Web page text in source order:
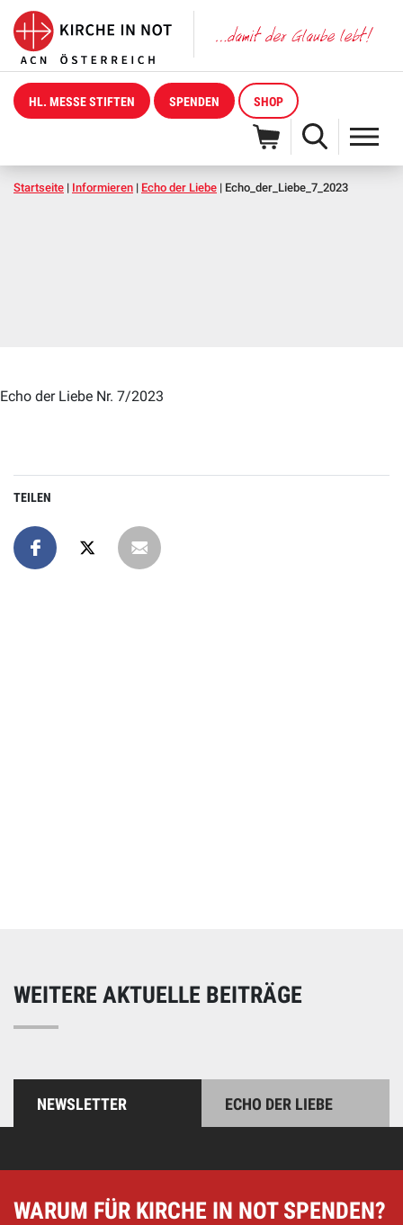
HL. MESSE STIFTEN SPENDEN SHOP
Startseite | Informieren | Echo der Liebe | Echo_der_Liebe_7_2023
Echo der Liebe Nr. 7/2023
TEILEN
WEITERE AKTUELLE BEITRÄGE
NEWSLETTER ECHO DER LIEBE
WARUM FÜR KIRCHE IN NOT SPENDEN?